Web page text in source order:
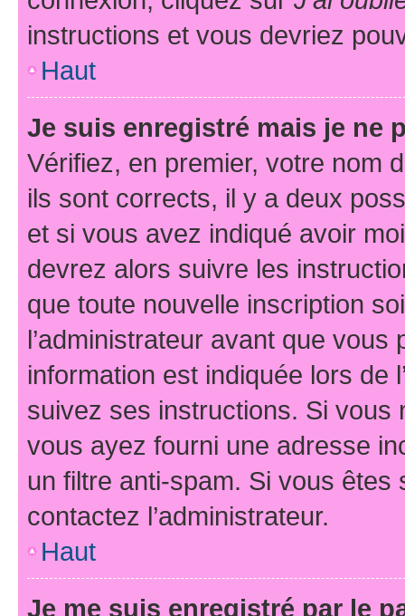
instructions et vous devriez
Haut
Je suis enregistré mais je ne
Vérifiez, en premier, votre nom
ils sont corrects, il y a deux
et si vous avez indiqué avoir
devrez alors suivre les
que toute nouvelle inscription
l’administrateur avant que
information est indiquée lors de
suivez ses instructions. Si vous
vous ayez fourni une adresse
un filtre anti-spam. Si vous êtes
contactez l’administrateur.
Haut
Je me suis enregistré par le